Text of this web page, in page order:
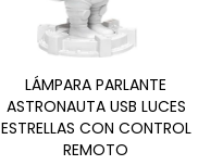
LÁMPARA PARLANTE
ASTRONAUTA USB LUCES
ESTRELLAS CON CONTROL
REMOTO